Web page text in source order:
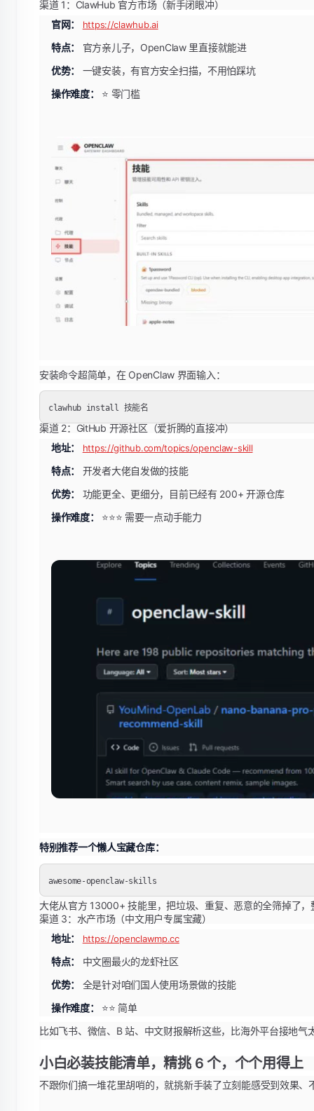
渠道 1：ClawHub 官方市场（新手闭眼冲）
官网：
https://clawhub.ai
特点：
官方亲儿子，OpenClaw 里直接就能进
优势：
一键安装，有官方安全扫描，不用怕踩坑
操作难度：
⭐ 零门槛
安装命令超简单，在 OpenClaw 界面输入：
渠道 2：GitHub 开源社区（爱折腾的直接冲）
地址：
https://github.com/topics/openclaw-skill
特点：
开发者大佬自发做的技能
优势：
功能更全、更细分，目前已经有 200+ 开源仓库
操作难度：
⭐⭐⭐ 需要一点动手能力
特别推荐一个懒人宝藏仓库：
大佬从官方 13000+ 技能里，把垃圾、重复、恶意的全筛掉了
渠道 3：水产市场（中文用户专属宝藏）
地址：
https://openclawmp.cc
特点：
中文圈最火的龙虾社区
优势：
全是针对咱们国人使用场景做的技能
操作难度：
⭐⭐ 简单
比如飞书、微信、B 站、中文财报解析这些，比海外平台接地气
小白必装技能清单，精挑 6 个，个个用得上
不跟你们搞一堆花里胡哨的，就挑新手装了立刻能感受到效果